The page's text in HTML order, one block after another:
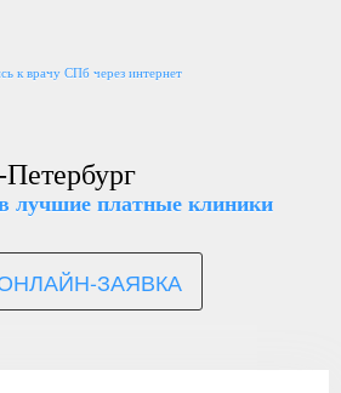
лучшие платные клиники
ЗАЯВКА